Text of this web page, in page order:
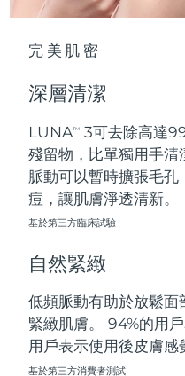
完美肌密
深層清潔
LUNATM
3可去除高達
殘留物，比單獨用手
脈動可以暫時擴張毛
痘，讓肌膚淨透清新。
基於第三方臨床試驗
自然緊緻
低頻脈動有助於放鬆面
緊緻肌膚。 94%的用
用戶表示使用後皮膚感
基於第三方消費者測試
波蘭
葡萄牙
波多黎各
卡達
留尼旺
羅馬尼亞
俄羅斯
沙烏地阿拉伯
新加坡